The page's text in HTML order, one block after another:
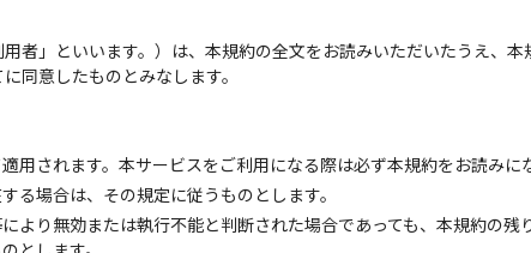
者」といいます。）は、本規約の全文をお読みいただいたうえ、
同意したものとみなします。
用されます。本サービスをご利用になる際は必ず本規約をお読みに
る場合は、その規定に従うものとします。
より無効または執行不能と判断された場合であっても、本規約の